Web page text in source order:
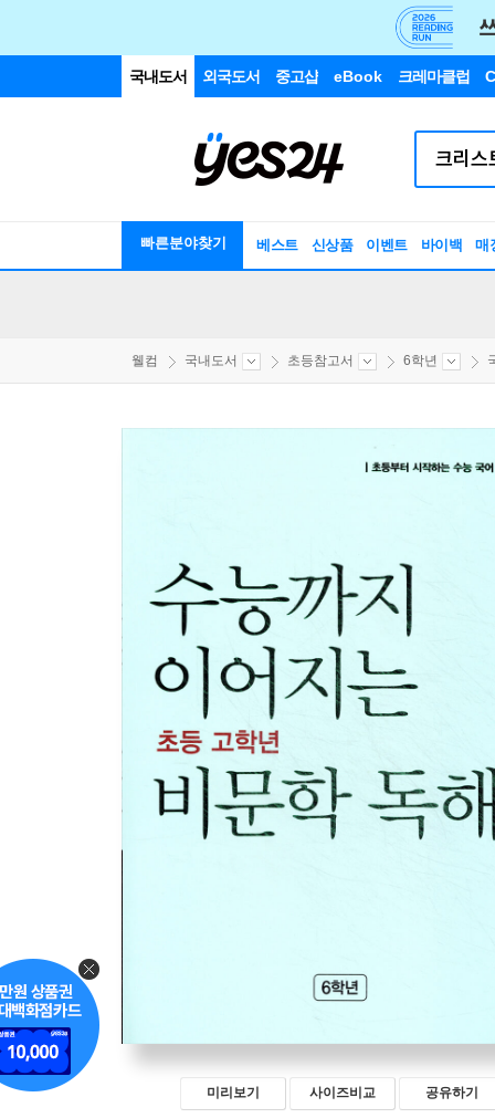
국내도서 외국도서 중고샵 eBook 크레마클럽
빠른분야찾기 베스트 신상품 이벤트 바이백 매
웰컴 국내도서 초등참고서 6학년
미리보기 사이즈비교 공유하기